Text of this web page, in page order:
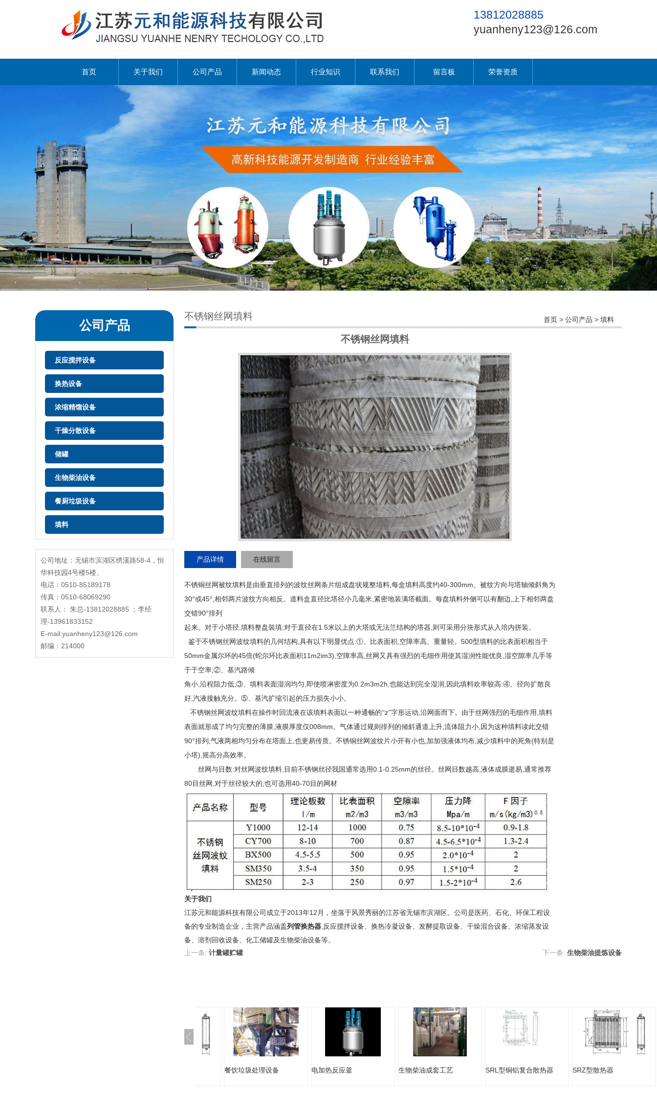
13812028885
yuanheny123@126.com
首页 关于我们 公司产品 新闻动态 行业知识 联系我们 留言板 荣誉资质
公司产品
反应搅拌设备
换热设备
浓缩精馏设备
干燥分散设备
储罐
生物柴油设备
餐厨垃圾设备
填料
公司地址：无锡市滨湖区绣溪路58-4，恒
华科技园4号楼5楼。
电话：0510-85189178
传真：0510-68069290
联系人： 朱总-13812028885 ；李经
理-13961833152
E-mail:yuanheny123@126.com
邮编：214000
不锈钢丝网填料 首页 > 公司产品 > 填料
不锈钢丝网填料
产品详情 在线留言
不锈铜丝网被纹填料是由垂直排列的波纹丝网条片组成盘状规整埴料,每盒填料高度约40-300mm。被纹方向与塔轴倾斜角为
30°或45°,相邻两片波纹方向相反。道料盒直径比塔径小几毫米,紧密地装满塔截面。每盘填料外侧可以有翻边 ,上下相邻两盘
交错90°排列
起来。对于小塔径,填料整盘裝填;对于直径在1.5米以上的大塔或无法兰结构的塔器,则可采用分块形式从入培内拼装。
鉴于不锈钢丝网波纹填料的几何结构,具有以下明显优点:①、比表面积,空障率高、重量轻。 500型填料的比表面积相当于
50mm金属尔环的45倍(蛇尔环比表面积11m2im3),空障率高,丝网又具有强烈的毛细作用使其湿润性能优良 ,湿空隙率几手等
于于空率;②、基汽路倾
角小,沿程阻力低;③、填料表面湿润均匀,即使喷淋密度为0.2m3m2h,也能达到完全湿润 , 因此填料欢率较高:④、径向扩散良
好,汽液接触充分。⑤、基汽扩缩引起的压力损失小小。
不锈钢丝网波纹填料在操作时回流液在该填料表面以一种通畅的“z”字形运动,沿网面而下。由于丝网强烈的毛细作用 ,填料
表面就形成了均匀完整的薄膜,液膜厚度仅008mm。气体通过规则排列的倾斜通道上升,流体阻力小, 因为这种填料读此交错
90°排列 ,气液两相均匀分布在塔面上,也更易传质。不锈铜丝网波纹片小开有小也,加加强液体均布,减少填料中的死角 (特别是
小塔),摇高分高效率。
丝网与目数:对丝网波纹填料, 目前不锈钢丝径我国通常选用0.1-0.25mm的丝径。丝网目数越高,液体成膜逝易,通常推荐
80 目丝网 ,对于丝径较大的,也可选用40-70 目的网材
关于我们
江苏元和能源科技有限公司成立于2013年12月，坐落于风景秀丽的江苏省无锡市滨湖区。公司是医药、石化、环保工程设
备的专业制造企业，主营产品涵盖列管换热器,反应搅拌设备、换热冷凝设备、发酵提取设备、干燥混合设备、浓缩蒸发设
备、溶剂回收设备、化工储罐及生物柴油设备等。
上一条: 计量罐贮罐 下一条: 生物柴油提炼设备
餐饮垃圾处理设备 电加热反应釜 生物柴油成套工艺 SRL型铜铝复合散热器 SRZ型散热器